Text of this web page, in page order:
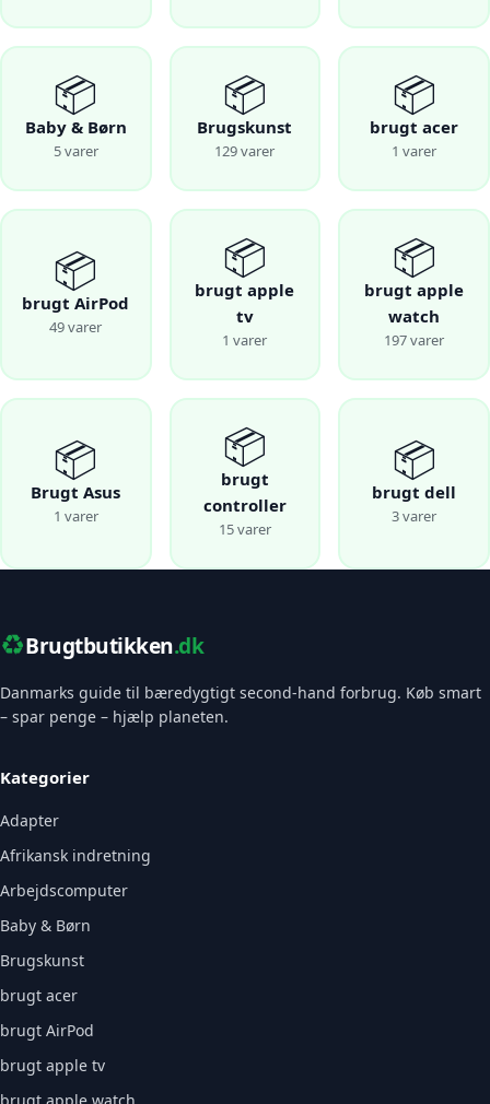
📦
Baby & Børn
5 varer
📦
Brugskunst
129 varer
📦
brugt acer
1 varer
📦
brugt AirPod
49 varer
📦
brugt apple
tv
1 varer
📦
brugt apple
watch
197 varer
📦
Brugt Asus
1 varer
📦
brugt
controller
15 varer
📦
brugt dell
3 varer
♻️Brugtbutikken.dk
Danmarks guide til bæredygtigt second-hand forbrug. Køb smart
– spar penge – hjælp planeten.
Kategorier
Adapter
Afrikansk indretning
Arbejdscomputer
Baby & Børn
Brugskunst
brugt acer
brugt AirPod
brugt apple tv